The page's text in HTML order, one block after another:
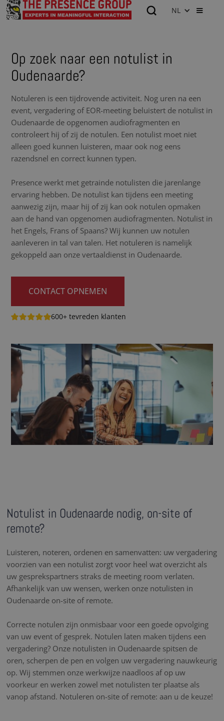
NL
Op zoek naar een notulist in
Oudenaarde?
Notuleren is een tijdrovende activiteit. Nog uren na een
event, vergadering of EOR-meeting beluistert de notulist in
Oudenaarde de opgenomen audiofragmenten en
controleert hij of zij de notulen. Een notulist moet niet
alleen goed kunnen luisteren, maar ook nog eens
razendsnel en correct kunnen typen.
Presence werkt met getrainde notulisten die jarenlange
ervaring hebben. De notulist kan tijdens een meeting
aanwezig zijn, maar hij of zij kan ook notulen opmaken
aan de hand van opgenomen audiofragmenten. Notulist in
het Engels, Frans of Spaans? Wij kunnen uw notulen
aanleveren in tal van talen. Het notuleren is namelijk
gekoppeld aan onze vertaaldienst in Oudenaarde.
CONTACT OPNEMEN
600+ tevreden klanten
Notulist in Oudenaarde nodig, on-site of
remote?
Luisteren, noteren, ordenen en samenvatten: uw vergadering
voorzien van een notulist zorgt voor heel wat overzicht als
uw gesprekspartners straks de meeting room verlaten.
Afhankelijk van uw wensen, werken onze notulisten in
Oudenaarde on-site of remote.
Correcte notulen zijn onmisbaar voor een goede opvolging
van uw event of gesprek. Notulen laten maken tijdens een
vergadering? Onze notulisten in Oudenaarde spitsen de
oren, scherpen de pen en volgen uw vergadering nauwkeurig
op. Wij stemmen onze werkwijze naadloos af op uw
voorkeur en werken zowel met notulisten ter plaatse als
vanop afstand. Notuleren on-site of remote: aan u de keuze!